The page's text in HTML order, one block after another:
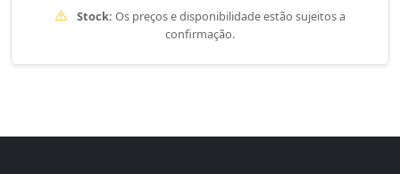
Stock: Os preços e disponibilidade estão sujeitos a
confirmação.